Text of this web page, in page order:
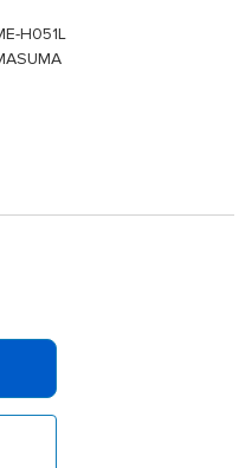
H051L